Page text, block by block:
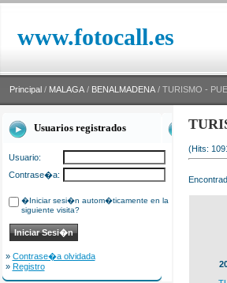
www.fotocall.es
Principal / MALAGA / BENALMADENA / TURISMO -
Usuarios registrados
Usuario:
Contrase�a:
�Iniciar sesi�n autom�ticamente en la
siguiente visita?
» Contrase�a olvidada
» Registro
(Hits: